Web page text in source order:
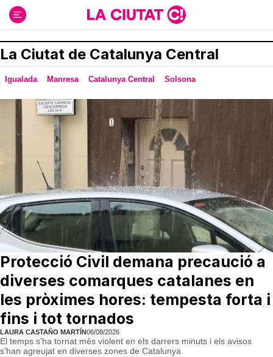
contenido
La Ciutat de Catalunya Central
Igualada Manresa Catalunya Central Solsona
Protecció Civil demana precaució a
diverses comarques catalanes en
les pròximes hores: tempesta forta i
fins i tot tornados
LAURA CASTAÑO MARTÍN06/08/2026
El temps s'ha tornat més violent en els darrers minuts i els avisos
s'han agreujat en diverses zones de Catalunya